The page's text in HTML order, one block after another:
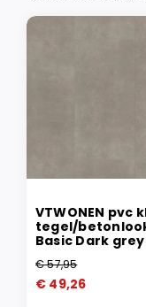
VTWONEN pvc
tegel/
Basic Dark grey
€57,95
€ 49,26
Huidige